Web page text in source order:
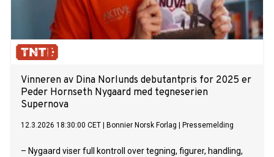
Vinneren av Dina Norlunds debutantpris for 2025 er
Peder Hornseth Nygaard med tegneserien
Supernova
12.3.2026 18:30:00 CET Bonnier Norsk Forlag Pressemelding
– Nygaard viser full kontroll over tegning, figurer, handling,